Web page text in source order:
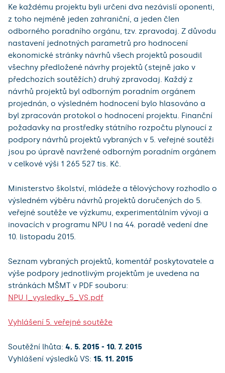
Ke každému projektu byli určeni dva nezávislí oponenti,
z toho nejméně jeden zahraniční, a jeden člen
odborného poradního orgánu, tzv. zpravodaj. Z důvodu
nastavení jednotných parametrů pro hodnocení
ekonomické stránky návrhů všech projektů posoudil
všechny předložené návrhy projektů (stejně jako v
předchozích soutěžích) druhý zpravodaj. Každý z
návrhů projektů byl odborným poradním orgánem
projednán, o výsledném hodnocení bylo hlasováno a
byl zpracován protokol o hodnocení projektu. Finanční
požadavky na prostředky státního rozpočtu plynoucí z
podpory návrhů projektů vybraných v 5. veřejné soutěži
jsou po úpravě navržené odborným poradním orgánem
v celkové výši 1 265 527 tis. Kč.
Ministerstvo školství, mládeže a tělovýchovy rozhodlo o
výsledném výběru návrhů projektů doručených do 5.
veřejné soutěže ve výzkumu, experimentálním vývoji a
inovacích v programu NPU I na 44. poradě vedení dne
10. listopadu 2015.
Seznam vybraných projektů, komentář poskytovatele a
výše podpory jednotlivým projektům je uvedena na
stránkách MŠMT v PDF souboru:
NPU I_vysledky_5_VS.pdf
Vyhlášení 5. veřejné soutěže
Soutěžní lhůta: 4. 5. 2015 - 10. 7. 2015
Vyhlášení výsledků VS: 15. 11. 2015